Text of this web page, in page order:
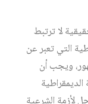
لا ترتبط
التي تعبر عن
ويجب أن